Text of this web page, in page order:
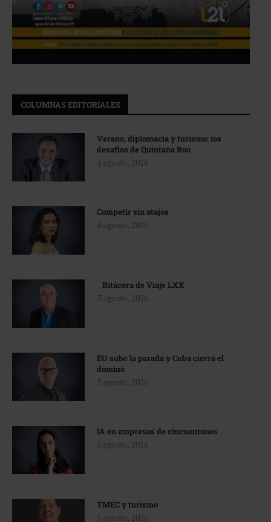
COLUMNAS EDITORIALES
Verano, diplomacia y turismo: los
desafíos de Quintana Roo
4 agosto, 2026
Competir sin atajos
4 agosto, 2026
Bitácora de Viaje LXX
3 agosto, 2026
EU sube la parada y Cuba cierra el
dominó
3 agosto, 2026
IA en empresas de cincuentones
3 agosto, 2026
TMEC y turismo
3 agosto, 2026